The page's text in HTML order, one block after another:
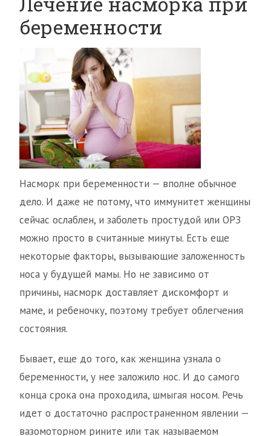
беременности
Насморк при беременности — вполне обычное
дело. И даже не потому, что иммунитет женщины
сейчас ослаблен, и заболеть простудой или ОРЗ
можно просто в считанные минуты. Есть еще
некоторые факторы, вызывающие заложенность
носа у будущей мамы. Но не зависимо от
причины, насморк доставляет дискомфорт и
маме, и ребеночку, поэтому требует облегчения
состояния.
Бывает, еще до того, как женщина узнала о
беременности, у нее заложило нос. И до самого
конца срока она проходила, шмыгая носом. Речь
идет о достаточно распространенном явлении —
вазомоторном рините или так называемом